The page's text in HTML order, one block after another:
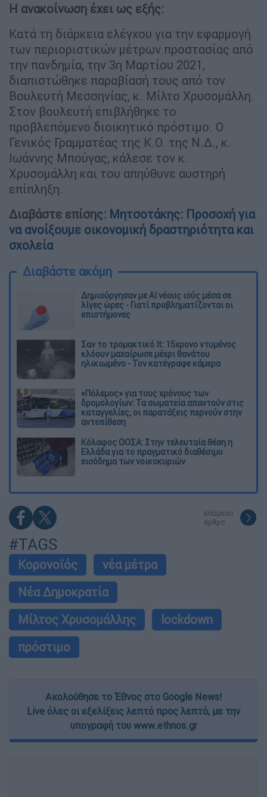
Η ανακοίνωση έχει ως εξής:
Κατά τη διάρκεια ελέγχου για την εφαρμογή
των περιοριστικών μέτρων προστασίας από
την πανδημία, την 3η Μαρτίου 2021,
διαπιστώθηκε παραβίασή τους από τον
Βουλευτή Μεσσηνίας, κ. Μίλτο Χρυσομάλλη.
Στον βουλευτή επιβλήθηκε το
προβλεπόμενο διοικητικό πρόστιμο. Ο
Γενικός Γραμματέας της Κ.Ο. της Ν.Δ., κ.
Ιωάννης Μπούγας, κάλεσε τον κ.
Χρυσομάλλη και του απηύθυνε αυστηρή
επίπληξη.
Διαβάστε επίσης: Μητσοτάκης: Προσοχή για
να ανοίξουμε οικονομική δραστηριότητα και
σχολεία
Διαβάστε ακόμη
Δημιούργησαν με AI νέους ιούς μέσα σε
λίγες ώρες - Γιατί προβληματίζονται οι
επιστήμονες
Σαν το τρομακτικό It: 15χρονο ντυμένος
κλόουν μαχαίρωσε μέχρι θανάτου
ηλικιωμένο - Τον κατέγραψε κάμερα
«Πόλεμος» για τους χρόνους των
δρομολογίων: Τα σωματεία απαντούν στις
καταγγελίες, οι παρατάξεις περνούν στην
αντεπίθεση
Κόλαφος ΟΟΣΑ: Στην τελευταία θέση η
Ελλάδα για το πραγματικό διαθέσιμο
εισόδημα των νοικοκυριών
επόμενο
άρθρο
#TAGS
Κορονοϊός
νέα μέτρα
Νέα Δημοκρατία
Μίλτος Χρυσομάλλης
lockdown
πρόστιμο
Ακολούθησε το Έθνος στο Google News!
Live όλες οι εξελίξεις λεπτό προς λεπτό, με την
υπογραφή του www.ethnos.gr